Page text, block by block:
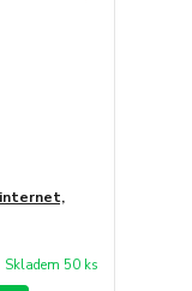
internet,
Skladem 50 ks